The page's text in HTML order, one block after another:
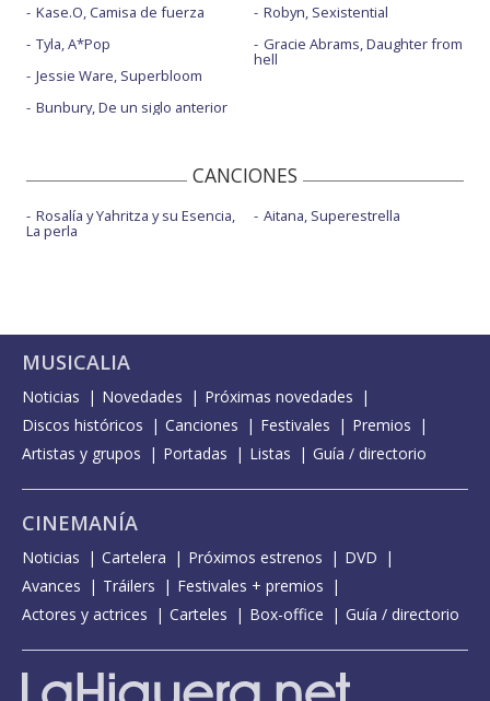
Kase.O, Camisa de fuerza
Tyla, A*Pop
Jessie Ware, Superbloom
Bunbury, De un siglo anterior
Robyn, Sexistential
Gracie Abrams, Daughter from
hell
CANCIONES
Rosalía y Yahritza y su Esencia,
La perla
Aitana, Superestrella
MUSICALIA
Noticias Novedades
Próximas novedades
Discos históricos
Canciones Festivales
Premios
Artistas y grupos
Portadas Listas Guía / directorio
CINEMANÍA
Noticias Cartelera Próximos estrenos
DVD
Avances
Tráilers
Festivales + premios
Actores y actrices
Carteles Box-office Guía / directorio